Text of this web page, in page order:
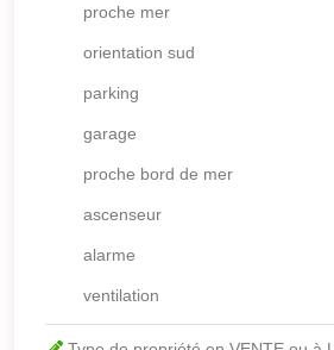
proche mer
orientation sud
parking
garage
proche bord de mer
ascenseur
alarme
ventilation